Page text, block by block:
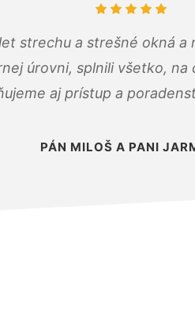
strechu a strešné okná a
úrovni, splnili všetko, na
aj prístup a
PÁN MILOŠ A PANI